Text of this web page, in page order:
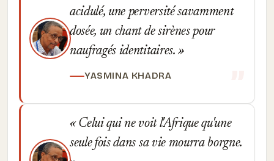
acidulé, une perversité savamment
dosée, un chant de sirènes pour
naufragés identitaires.
YASMINA KHADRA
Celui qui ne voit l'Afrique qu'une
seule fois dans sa vie mourra borgne.